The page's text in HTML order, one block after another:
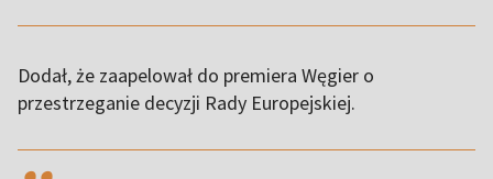
Dodał, że zaapelował do premiera Węgier o
przestrzeganie decyzji Rady Europejskiej.
,,